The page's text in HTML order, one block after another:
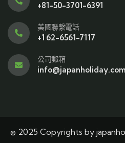
+81-50-3701-6391
美國聯繫電話
+1 62-6561-7117
公司郵箱
info@japanholiday.com
© 2025 Copyrights by